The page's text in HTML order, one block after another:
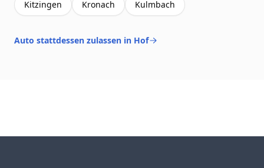
Kitzingen
Kronach Kulmbach
Auto stattdessen zulassen in Hof